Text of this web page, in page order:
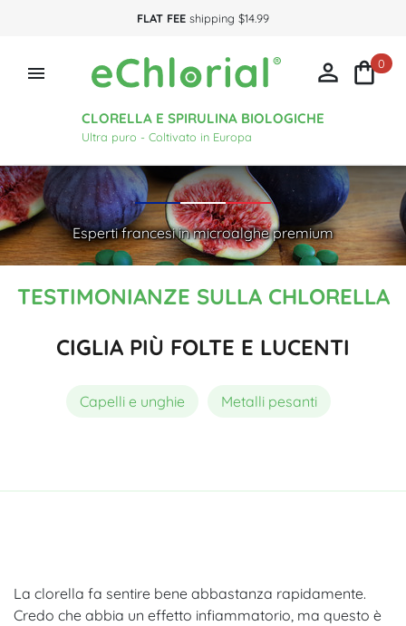
FLAT FEE shipping $14.99

CLORELLA E SPIRULINA BIOLOGICHE
Ultra puro - Coltivato in Europa
 0
Esperti francesi in microalghe premium
TESTIMONIANZE SULLA CHLORELLA
CIGLIA PIÙ FOLTE E LUCENTI
Capelli e unghie Metalli pesanti
La clorella fa sentire bene abbastanza rapidamente.
Credo che abbia un effetto infiammatorio, ma questo è